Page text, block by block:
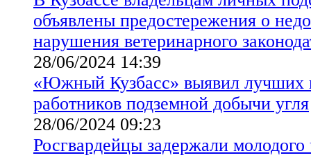
объявлены предостережения о
нарушения ветеринарного
28/06/2024 14:39
«Южный Кузбасс» выявил лучших
работников подземной добычи угля
28/06/2024 09:23
Росгвардейцы задержали